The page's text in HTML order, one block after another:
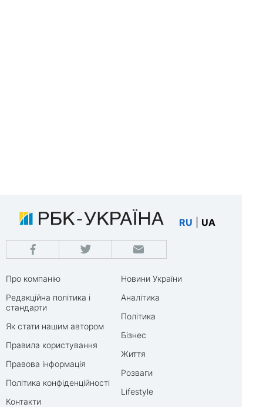
RU UA
Про компанію
Редакційна політика і
стандарти
Як стати нашим автором
Правила користування
Правова інформація
Політика конфіденційності
Контакти
Новини України
Аналітика
Політика
Бізнес
Життя
Розваги
Lifestyle